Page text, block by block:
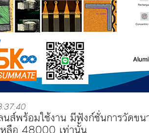
ส์พร้อมใช้งาน มีฟังก์ชั่นการวัดขน
ลือ 48000 เท่านั้น